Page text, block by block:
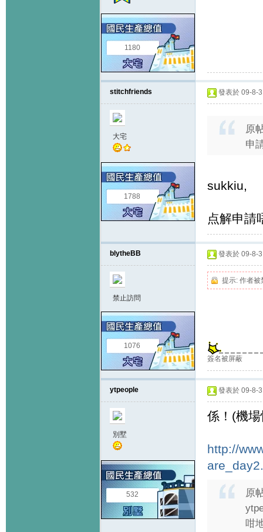
1180
stitchfriends
大宅
1788
發表於 09-8-
原
申
sukkiu,
点解申請
blytheBB
禁止訪問
1076
發表於 09-8-
提示: 作者被
簽名被屏蔽
ytpeople
別墅
532
發表於 09-8-
係！(機
http://
原
咁